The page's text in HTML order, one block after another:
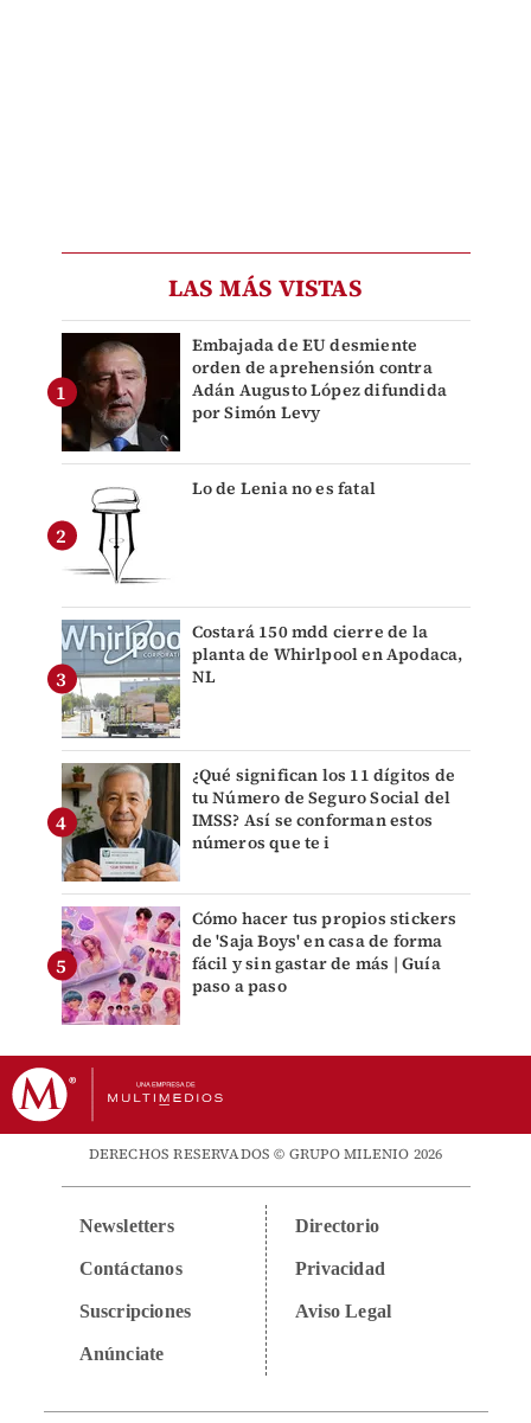
LAS MÁS VISTAS
Embajada de EU desmiente
orden de aprehensión contra
Adán Augusto López difundida
por Simón Levy
Lo de Lenia no es fatal
Costará 150 mdd cierre de la
planta de Whirlpool en Apodaca,
NL
¿Qué significan los 11 dígitos de
tu Número de Seguro Social del
IMSS? Así se conforman estos
números que te i
Cómo hacer tus propios stickers
de 'Saja Boys' en casa de forma
fácil y sin gastar de más | Guía
paso a paso
DERECHOS RESERVADOS © GRUPO MILENIO 2026
Newsletters
Contáctanos
Suscripciones
Anúnciate
Directorio
Privacidad
Aviso Legal